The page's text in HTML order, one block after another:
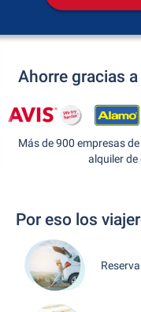
Ahorre gracias
Más de 900 empresas
alquiler de
Por eso los